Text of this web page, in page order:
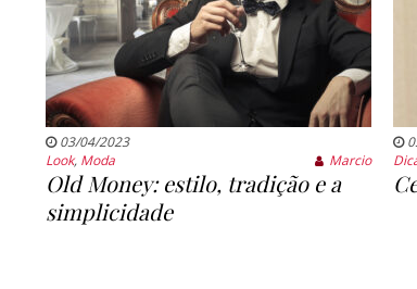
03/04/2023
Look, Moda Marcio
Old Money: estilo, tradição e a
simplicidade